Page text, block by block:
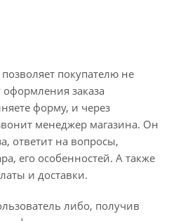
покупателю не
заказа
форму, и через
менеджер магазина. Он
ответит на вопросы,
его особенностей. А также
и доставки.
либо, получив